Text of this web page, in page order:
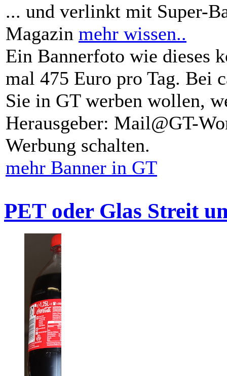
... und verlinkt mit Super-
Magazin mehr wissen..
Ein Bannerfoto wie dieses
mal 475 Euro pro Tag. Bei
Sie in GT werben wollen,
Herausgeber: Mail@GT-
Werbung schalten.
mehr Banner in GT
PET oder Glas Streit